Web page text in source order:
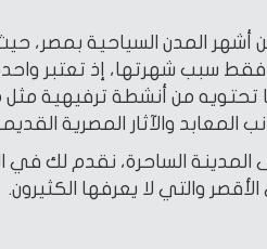
أشهر المدن السياحية بمصر،
فقط سبب شهرتها، إذ تعتبر
تحتويه من أنشطة ترفيهية مثل
المعابد والآثار المصرية
الساحرة، نقدم لك في
والتي لا يعرفها الكثيرون.